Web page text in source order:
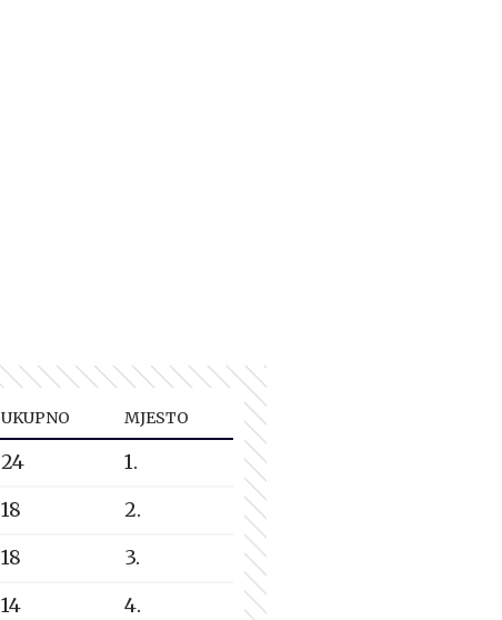
UKUPNO MJESTO
24
1.
18
2.
18
3.
14
4.